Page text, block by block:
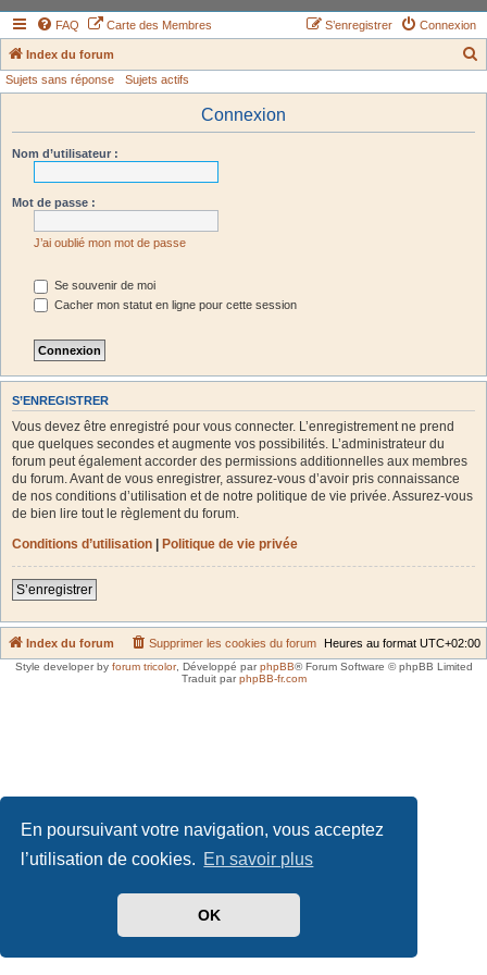
En poursuivant votre navigation, vous acceptez
l’utilisation de cookies. En savoir plus
OK
FAQ Carte des Membres Connexion
S’enregistrer
Index du forum
Sujets sans réponse Sujets actifs
Connexion
Nom d’utilisateur :
Mot de passe :
J’ai oublié mon mot de passe
Se souvenir de moi
Cacher mon statut en ligne pour cette session
S’ENREGISTRER
Vous devez être enregistré pour vous connecter. L’enregistrement ne prend
que quelques secondes et augmente vos possibilités. L’administrateur du
forum peut également accorder des permissions additionnelles aux membres
du forum. Avant de vous enregistrer, assurez-vous d’avoir pris connaissance
de nos conditions d’utilisation et de notre politique de vie privée. Assurez-vous
de bien lire tout le règlement du forum.
Conditions d’utilisation | Politique de vie privée
S’enregistrer
Index du forum Heures au format UTC+02:00
Supprimer les cookies du forum
Style developer by forum tricolor, Développé parphpBB® Forum Software © phpBB Limited
Traduit parphpBB-fr.com